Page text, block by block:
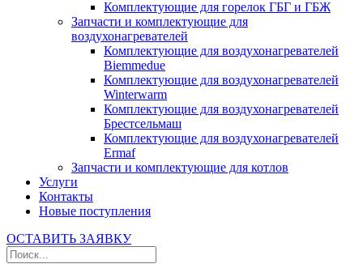
Комплектующие для горелок ГБГ и ГБЖ
Запчасти и комплектующие для
воздухонагревателей
Комплектующие для воздухонагревателей
Biemmedue
Комплектующие для воздухонагревателей
Winterwarm
Комплектующие для воздухонагревателей
Брестсельмаш
Комплектующие для воздухонагревателей
Ermaf
Запчасти и комплектующие для котлов
Услуги
Контакты
Новые поступления
ОСТАВИТЬ ЗАЯВКУ